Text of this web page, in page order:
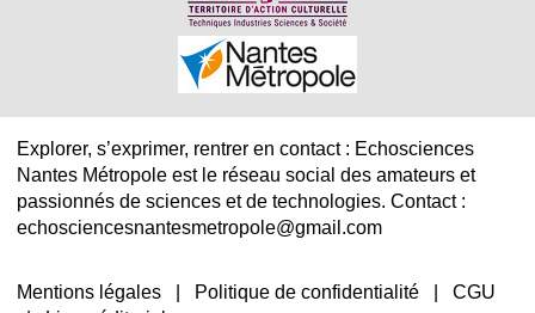
Explorer, s’exprimer, rentrer en contact : Echosciences
Nantes Métropole est le réseau social des amateurs et
passionnés de sciences et de technologies. Contact :
echosciencesnantesmetropole@gmail.com
Mentions légales Politique de confidentialité |CGU